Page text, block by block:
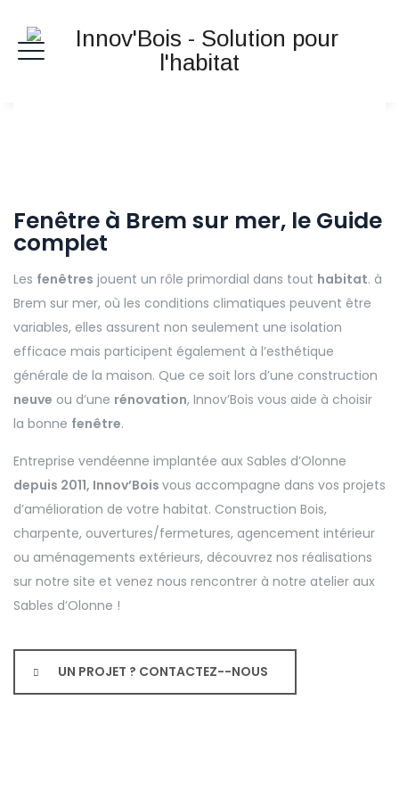
Fenêtre à Brem sur mer, le Guide
complet
Les fenêtres jouent un rôle primordial dans tout habitat. à
Brem sur mer, où les conditions climatiques peuvent être
variables, elles assurent non seulement une isolation
efficace mais participent également à l’esthétique
générale de la maison. Que ce soit lors d’une construction
neuve ou d’une rénovation, Innov’Bois vous aide à choisir
la bonne fenêtre.
Entreprise vendéenne implantée aux Sables d’Olonne
depuis 2011, Innov’Bois vous accompagne dans vos projets
d’amélioration de votre habitat. Construction Bois,
charpente, ouvertures/fermetures, agencement intérieur
ou aménagements extérieurs, découvrez nos réalisations
sur notre site et venez nous rencontrer à notre atelier aux
Sables d’Olonne !
UN PROJET ? CONTACTEZ--NOUS